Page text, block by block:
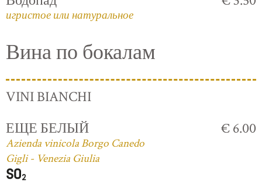
игристое или натуральное
Вина по бокалам
VINI BIANCHI
ЕЩЕ БЕЛЫЙ
Azienda vinicola Borgo Canedo
Gigli - Venezia Giulia
€ 6.00